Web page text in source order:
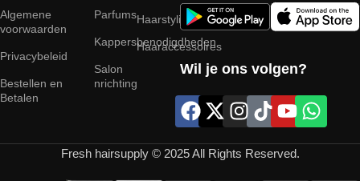
Algemene
voorwaarden
Privacybeleid
Bestellen en
Betalen
Parfums
Kappersbenodigdheden
Salon
nrichting
Haarstyling
Haaraccessoires
Wil je ons volgen?
Fresh hairsupply © 2025 All Rights Reserved.